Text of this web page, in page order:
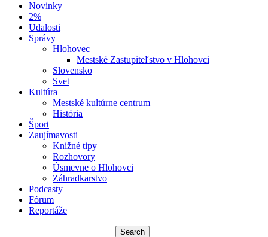
Novinky
2%
Udalosti
Správy
Hlohovec
Mestské Zastupiteľstvo v Hlohovci
Slovensko
Svet
Kultúra
Mestské kultúrne centrum
História
Šport
Zaujímavosti
Knižné tipy
Rozhovory
Úsmevne o Hlohovci
Záhradkarstvo
Podcasty
Fórum
Reportáže